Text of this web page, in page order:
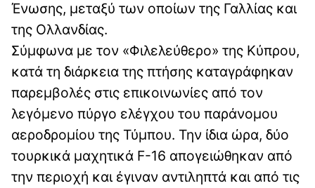
Ένωσης, μεταξύ των οποίων της Γαλλίας και
της Ολλανδίας.
Σύμφωνα με τον «Φιλελεύθερο» της Κύπρου,
κατά τη διάρκεια της πτήσης καταγράφηκαν
παρεμβολές στις επικοινωνίες από τον
λεγόμενο πύργο ελέγχου του παράνομου
αεροδρομίου της Τύμπου. Την ίδια ώρα, δύο
τουρκικά μαχητικά F-16 απογειώθηκαν από
την περιοχή και έγιναν αντιληπτά και από τις